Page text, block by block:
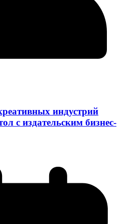
индустрий
с издательским бизнес-